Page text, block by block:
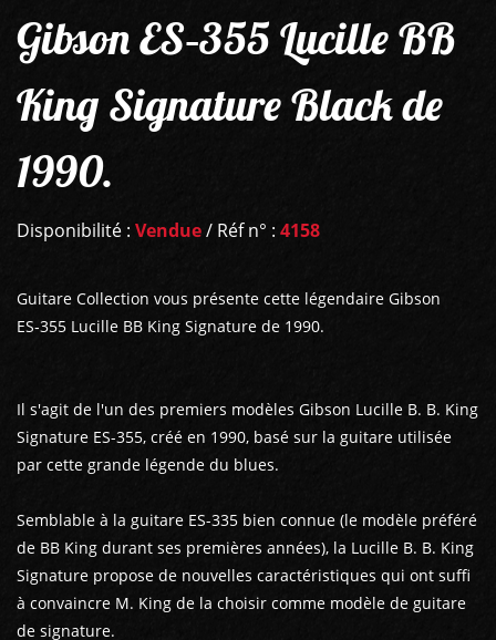
Gibson ES‑355 Lucille BB
King Signature Black de
1990.
Disponibilité : Vendue/ Réf n° : 4158
Guitare Collection vous présente cette légendaire Gibson
ES‑355 Lucille BB King Signature de 1990.
Il s'agit de l'un des premiers modèles Gibson Lucille B. B. King
Signature ES-355, créé en 1990, basé sur la guitare utilisée
par cette grande légende du blues.
Semblable à la guitare ES-335 bien connue (le modèle préféré
de BB King durant ses premières années), la Lucille B. B. King
Signature propose de nouvelles caractéristiques qui ont suffi
à convaincre M. King de la choisir comme modèle de guitare
de signature.